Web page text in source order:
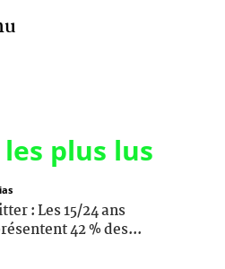
les plus lus
: Les 15/24 ans
42 % des...